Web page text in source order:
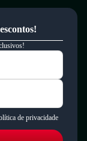
de privacidade